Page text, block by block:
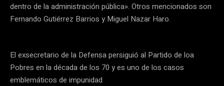
dentro de la administración pública». Otros mencionados son
Fernando Gutiérrez Barrios y Miguel Nazar Haro.
El exsecretario de la Defensa persiguió al Partido de loa
Pobres en la década de los 70 y es uno de los casos
emblemáticos de impunidad